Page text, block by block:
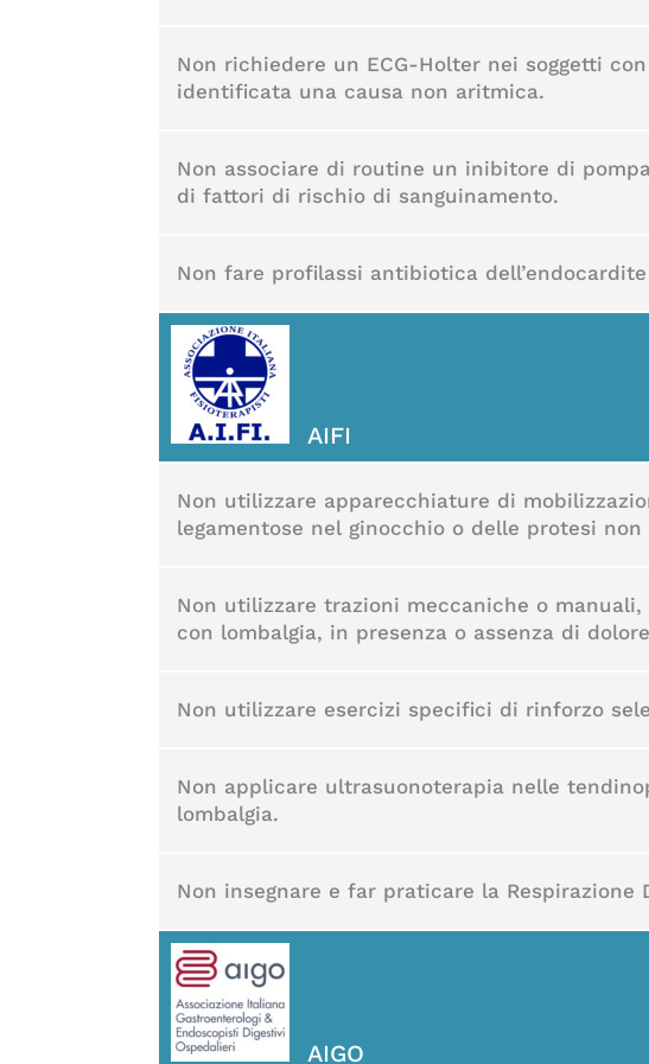
Non richiedere un ECG-Holter nei soggetti
identificata una causa non aritmica.
Non associare di routine un inibitore di
di fattori di rischio di sanguinamento.
Non fare profilassi antibiotica
AIFI
Non utilizzare apparecchiature di
legamentose nel ginocchio o delle protesi
Non utilizzare trazioni meccaniche o
con lombalgia, in presenza o assenza di
Non utilizzare esercizi specifici di rinforzo
Non applicare ultrasuonoterapia nelle
lombalgia.
Non insegnare e far praticare la
AIGO